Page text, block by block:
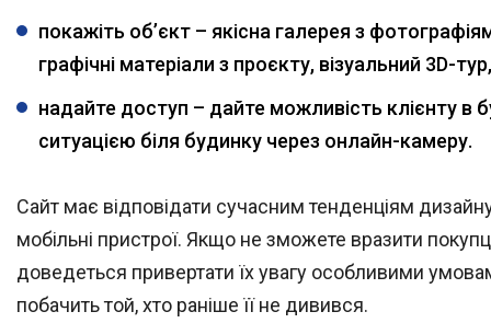
покажіть об’єкт – якісна галерея з
графічні матеріали з проєкту, візуальний 3D-
надайте доступ – дайте можливість клієнту в
ситуацією біля будинку через онлайн-камеру.
Сайт має відповідати сучасним тенденціям
мобільні пристрої. Якщо не зможете вразити
доведеться привертати їх увагу особливими
побачить той, хто раніше її не дивився.